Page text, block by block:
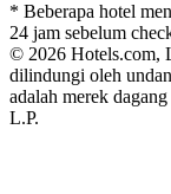
* Beberapa hotel
24 jam sebelum
© 2026 Hotels.com,
dilindungi oleh
adalah merek
L.P.